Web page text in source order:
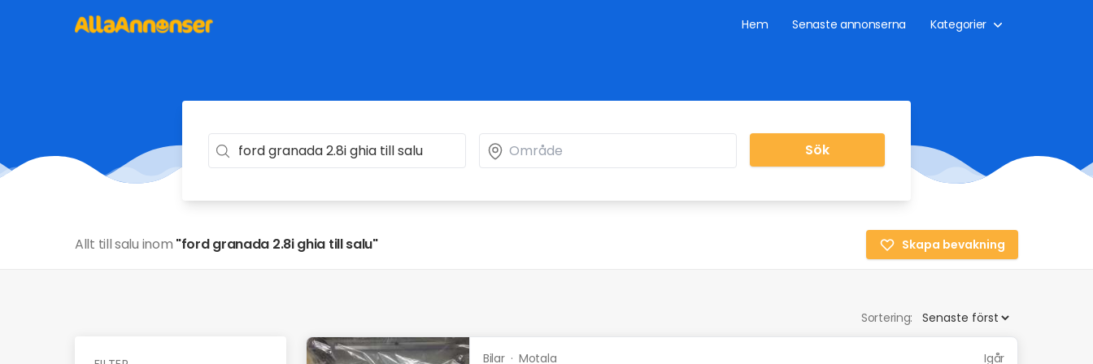
Hem Senaste annonserna Kategorier
Sök
Allt till salu inom "ford granada 2.8i ghia till salu" Skapa bevakning
Sortering:
Bilar· Motala Igår